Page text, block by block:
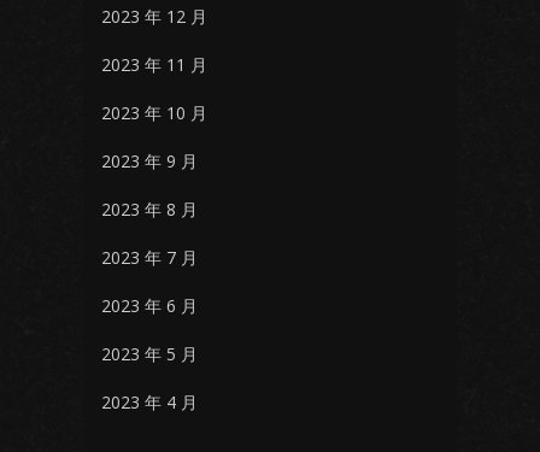
2023 年 12 月
2023 年 11 月
2023 年 10 月
2023 年 9 月
2023 年 8 月
2023 年 7 月
2023 年 6 月
2023 年 5 月
2023 年 4 月